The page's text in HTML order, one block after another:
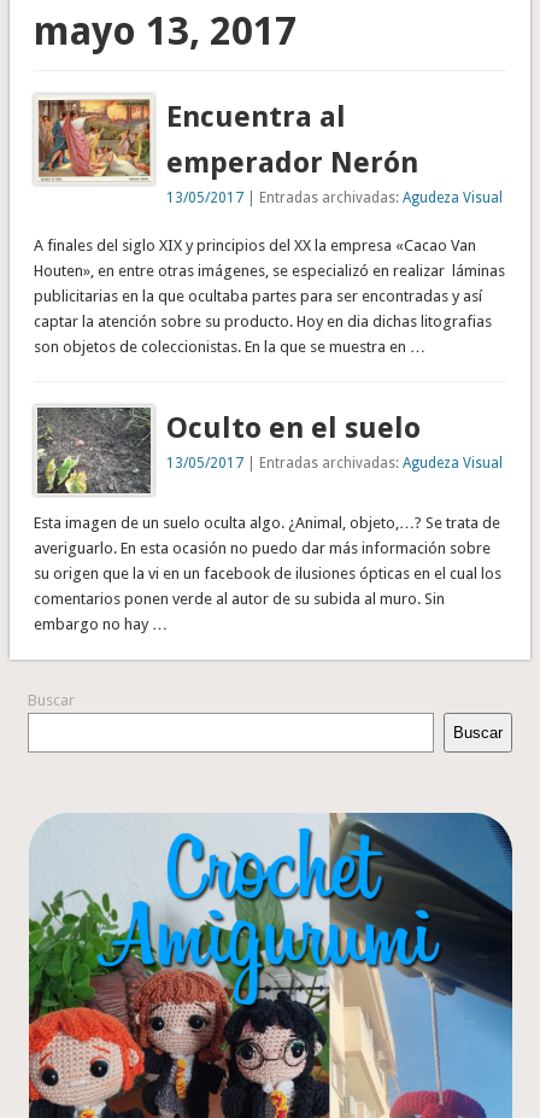
mayo 13, 2017
Encuentra al
emperador Nerón
13/05/2017 | Entradas archivadas:Agudeza Visual
A finales del siglo XIX y principios del XX la empresa «Cacao Van
Houten», en entre otras imágenes, se especializó en realizar láminas
publicitarias en la que ocultaba partes para ser encontradas y así
captar la atención sobre su producto. Hoy en dia dichas litografias
son objetos de coleccionistas. En la que se muestra en …
Oculto en el suelo
13/05/2017 | Entradas archivadas:Agudeza Visual
Esta imagen de un suelo oculta algo. ¿Animal, objeto,…? Se trata de
averiguarlo. En esta ocasión no puedo dar más información sobre
su origen que la vi en un facebook de ilusiones ópticas en el cual los
comentarios ponen verde al autor de su subida al muro. Sin
embargo no hay …
Buscar
Buscar